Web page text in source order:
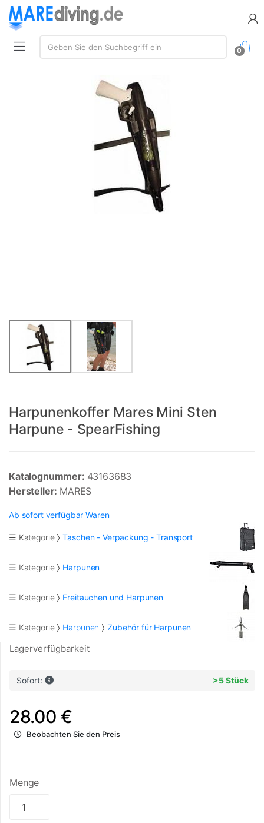
Suche:
Geben Sie den Suchbegriff ein
0
Harpunenkoffer Mares Mini Sten
Harpune - SpearFishing
Katalognummer: 43163683
Hersteller: MARES
Ab sofort verfügbar Waren
☰ Kategorie Taschen - Verpackung - Transport
☰ Kategorie Harpunen
☰ Kategorie Freitauchen und Harpunen
☰ Kategorie Harpunen Zubehör für Harpunen
Lagerverfügbarkeit
Sofort: >5 Stück
28.00 €
Beobachten Sie den Preis
Menge